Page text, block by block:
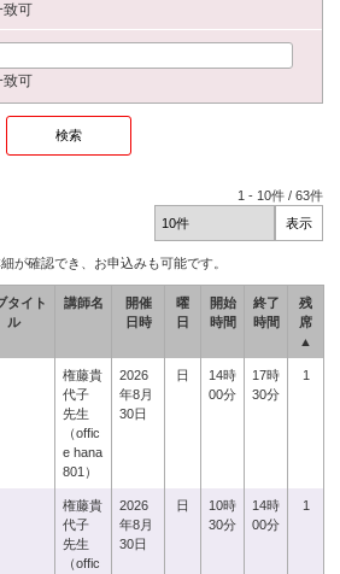
可
可
1 - 10件 /63件
が確認でき、お申込みも可能です。
タイト
ル
講師名
開催
日時
曜
日
開始
時間
終了
時間
残
席
▲
権藤貴
代子
先生
（offic
e hana
801）
2026
年8月
30日
日
14時
00分
17時
30分
1
権藤貴
代子
先生
（offic
2026
年8月
30日
日
10時
30分
14時
00分
1